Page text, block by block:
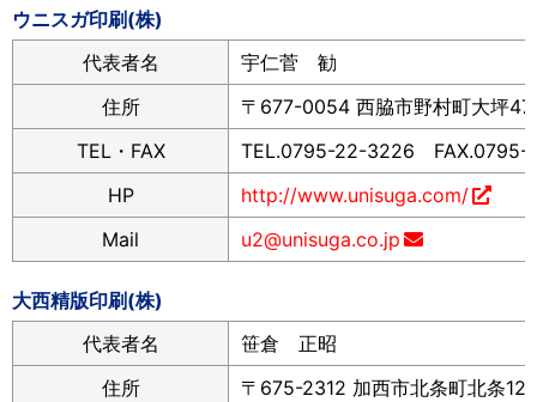
ウニスガ印刷(株)
代表者名
宇仁菅 勧
住所
〒677-0054 西脇市野村町大坪
TEL・FAX
TEL.0795-22-3226 FAX.0795-
HP
http://www.unisuga.com/
Mail
u2@unisuga.co.jp
大西精版印刷(株)
代表者名
笹倉 正昭
住所
〒675-2312 加西市北条町北条123